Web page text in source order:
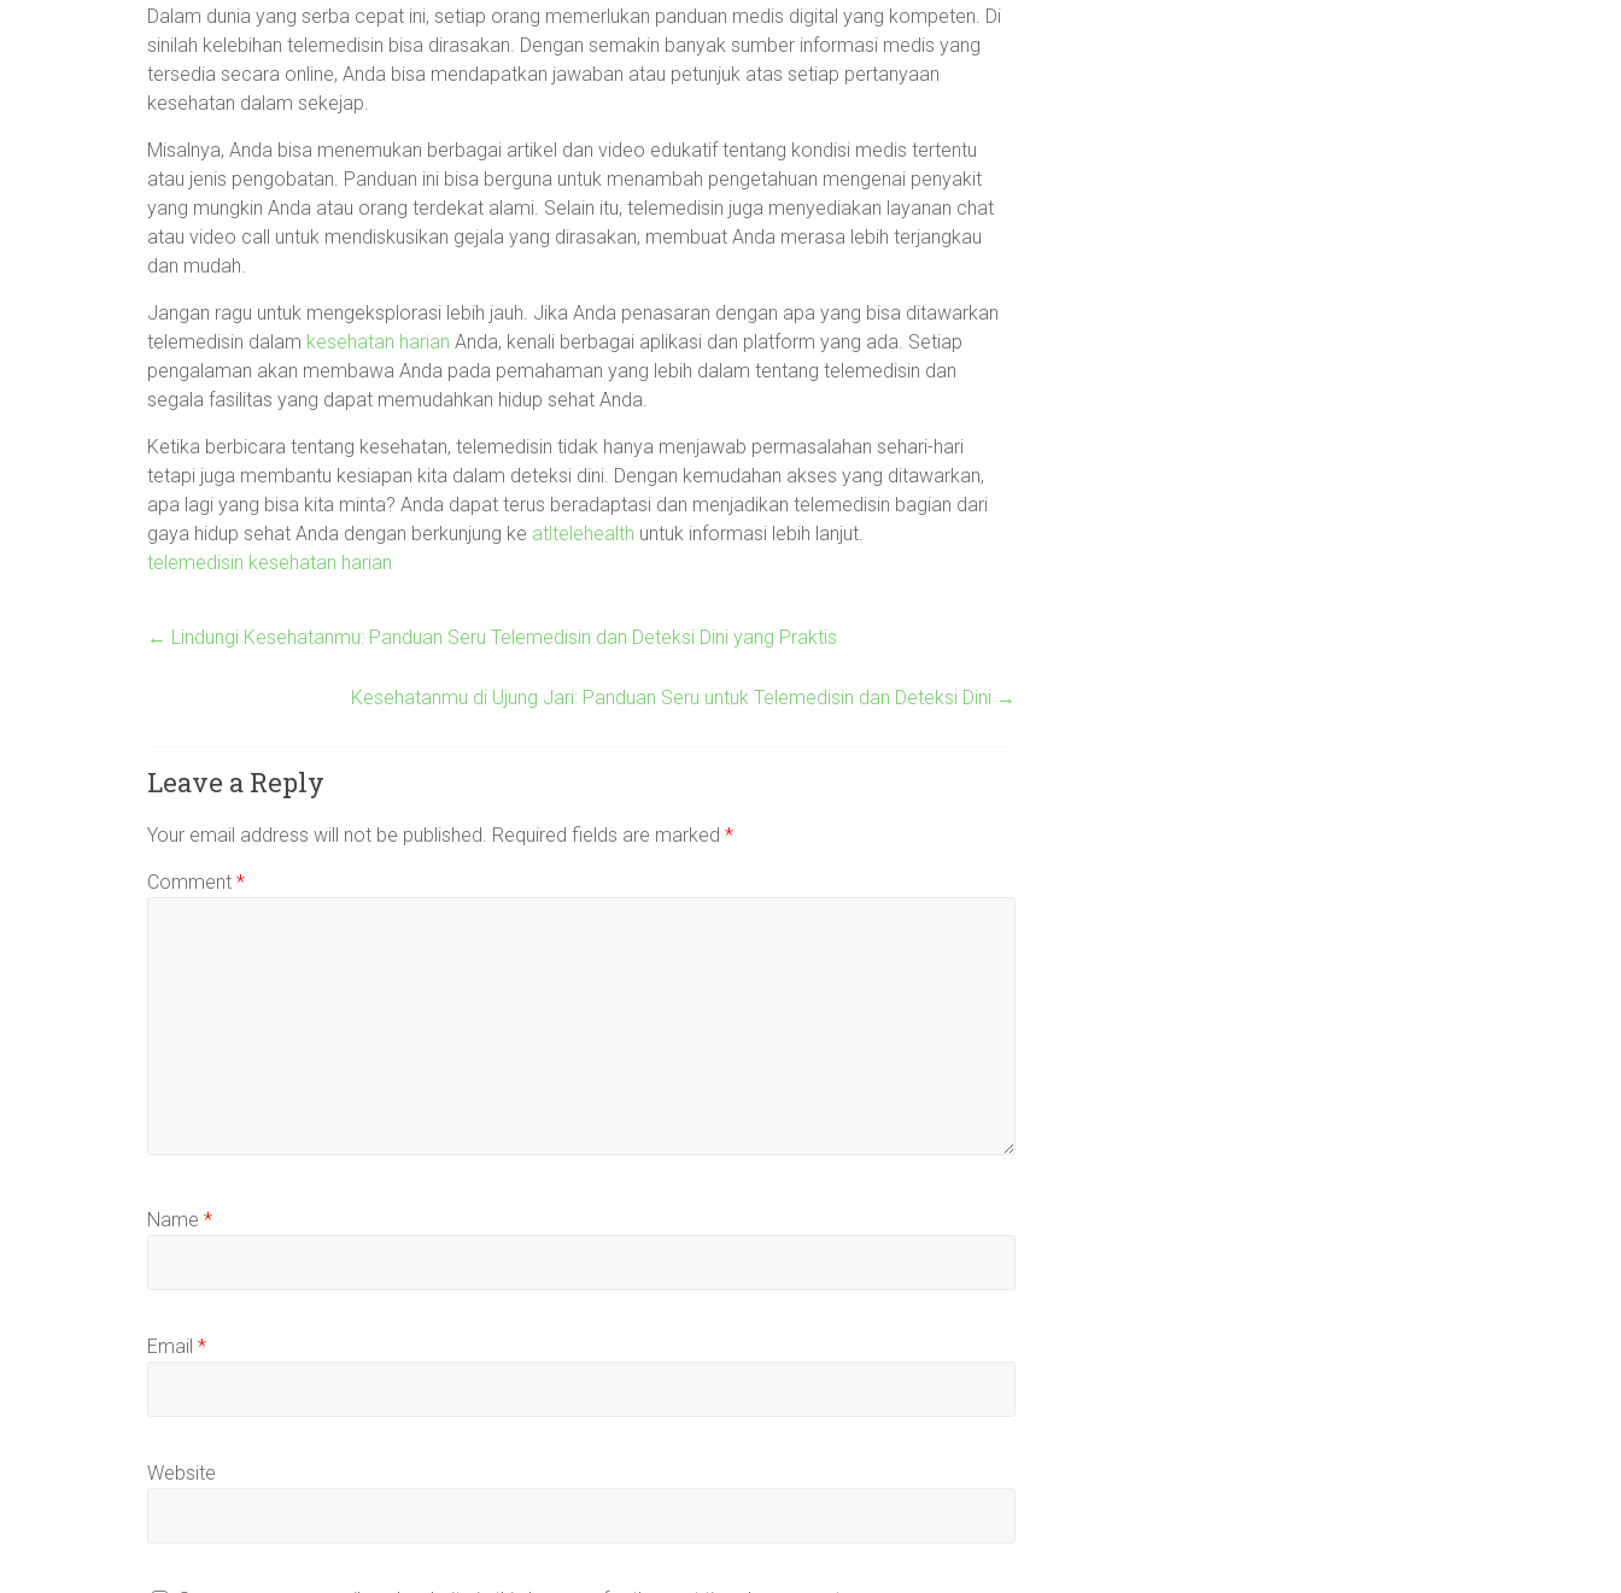
Dalam dunia yang serba cepat ini, setiap orang memerlukan panduan medis digital yang kompeten. Di
sinilah kelebihan telemedisin bisa dirasakan. Dengan semakin banyak sumber informasi medis yang
tersedia secara online, Anda bisa mendapatkan jawaban atau petunjuk atas setiap pertanyaan
kesehatan dalam sekejap.
Misalnya, Anda bisa menemukan berbagai artikel dan video edukatif tentang kondisi medis tertentu
atau jenis pengobatan. Panduan ini bisa berguna untuk menambah pengetahuan mengenai penyakit
yang mungkin Anda atau orang terdekat alami. Selain itu, telemedisin juga menyediakan layanan chat
atau video call untuk mendiskusikan gejala yang dirasakan, membuat Anda merasa lebih terjangkau
dan mudah.
Jangan ragu untuk mengeksplorasi lebih jauh. Jika Anda penasaran dengan apa yang bisa ditawarkan
telemedisin dalam kesehatan harian Anda, kenali berbagai aplikasi dan platform yang ada. Setiap
pengalaman akan membawa Anda pada pemahaman yang lebih dalam tentang telemedisin dan
segala fasilitas yang dapat memudahkan hidup sehat Anda.
Ketika berbicara tentang kesehatan, telemedisin tidak hanya menjawab permasalahan sehari-hari
tetapi juga membantu kesiapan kita dalam deteksi dini. Dengan kemudahan akses yang ditawarkan,
apa lagi yang bisa kita minta? Anda dapat terus beradaptasi dan menjadikan telemedisin bagian dari
gaya hidup sehat Anda dengan berkunjung ke atltelehealth untuk informasi lebih lanjut.
telemedisin kesehatan harian
← Lindungi Kesehatanmu: Panduan Seru Telemedisin dan Deteksi Dini yang Praktis
Kesehatanmu di Ujung Jari: Panduan Seru untuk Telemedisin dan Deteksi Dini →
Leave a Reply
Your email address will not be published. Required fields are marked *
Comment *
Name *
Email *
Website